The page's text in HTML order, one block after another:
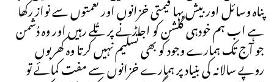
پناہ وسائل اور بیش بہا قیمتی خزانوں اور نعمتوں سے نواز رکھا
ہے اب ہم خودہی گلشن کو اجاڑنے پر تُلے رہیں اور وہ دُشمن
جو آج تک ہمارے وجود کو بھی تسلیم نہیں کرتا وہ کھربوں
روپے سالانہ کی بنیاد پر ہمارے خزانوں سے مفت کمائے تو